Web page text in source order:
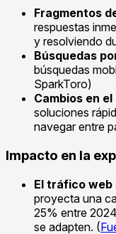
Fragmentos
respuestas
y resolviendo
Búsquedas
búsquedas
SparkToro)
Cambios en
soluciones
navegar entre
Impacto en la
El tráfico
proyecta una
25% entre
se adapten. (